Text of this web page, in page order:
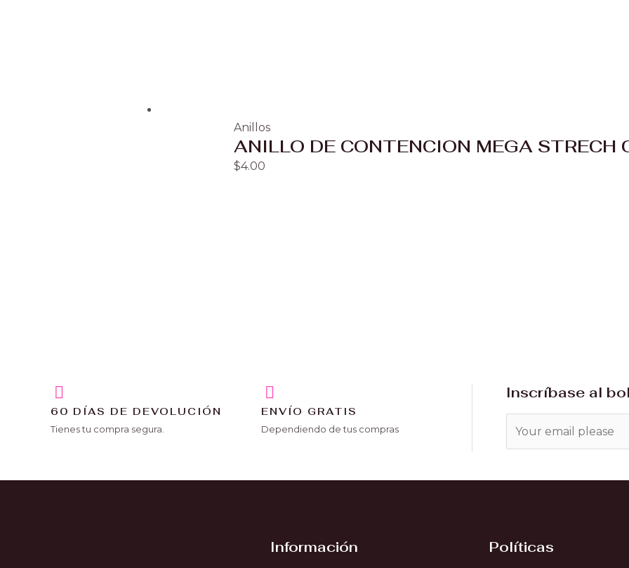
Anillos
ANILLO DE CONTENCION MEGA STRECH
$4.00
60 DÍAS DE DEVOLUCIÓN
Tienes tu compra segura.
ENVÍO GRATIS
Dependiendo de tus compras
Inscríbase al
Información Políticas